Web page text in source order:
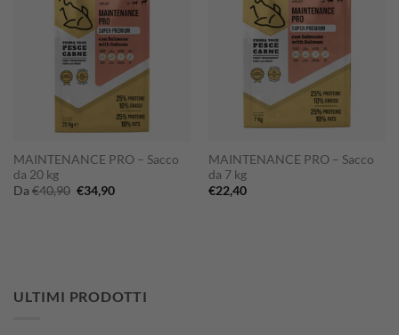
MAINTENANCE PRO – Sacco
da 20 kg
Da €40,90 Il
prezzo
€34,90Il
MAINTENANCE PRO – Sacco
da 7 kg
€22,40
ULTIMI PRODOTTI